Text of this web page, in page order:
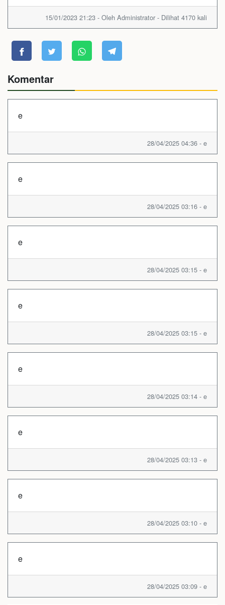
15/01/2023 21:23 - Oleh Administrator - Dilihat 4170 kali
Komentar
e
28/04/2025 04:36 - e
e
28/04/2025 03:16 - e
e
28/04/2025 03:15 - e
e
28/04/2025 03:15 - e
e
28/04/2025 03:14 - e
e
28/04/2025 03:13 - e
e
28/04/2025 03:10 - e
e
28/04/2025 03:09 - e